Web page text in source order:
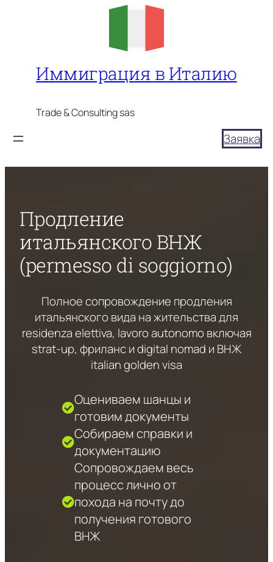
Иммиграция в Италию
Trade & Consulting sas
Заявка
Продление
итальянского ВНЖ
(permesso di soggiorno)
Полное сопровождение продления
итальянского вида на жительства для
residenza elettiva, lavoro autonomo включая
strat-up, фриланс и digital nomad и ВНЖ
italian golden visa
Оцениваем шанцы и
готовим документы
Собираем справки и
документацию
Сопровождаем весь
процесс лично от
похода на почту до
получения готового
ВНЖ